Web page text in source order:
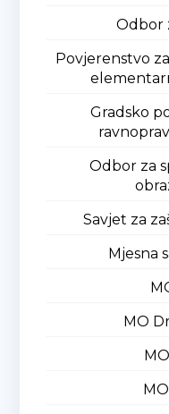
Odbor
Povjerenstvo
Gradsko
Odbor za
Savjet za
Mjesna
MO